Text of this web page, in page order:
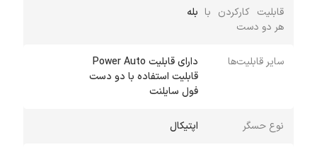
قابلیت کارکردن با
هر دو دست
بله
سایر قابلیت‌ها
داراي قابلیت Power Auto
قابلیت استفاده با دو دست
فول سایلنت
نوع حسگر اپتیکال